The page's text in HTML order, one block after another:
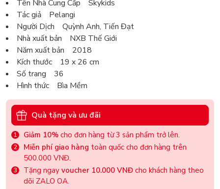
Tên Nhà Cung Cấp Skykids
Tác giả Pelangi
Người Dịch Quỳnh Anh, Tiến Đạt
Nhà xuất bản NXB Thế Giới
Năm xuất bản 2018
Kích thước 19 x 26 cm
Số trang 36
Hình thức Bìa Mềm
Quà tặng và ưu đãi
Giảm 10% cho đơn hàng từ 3 sản phẩm trở lên.
Miễn phí giao hàng toàn quốc cho đơn hàng trên
500.000 VNĐ.
Tặng ngay voucher 10.000 VNĐ cho khách hàng theo
dõi ZALO OA.